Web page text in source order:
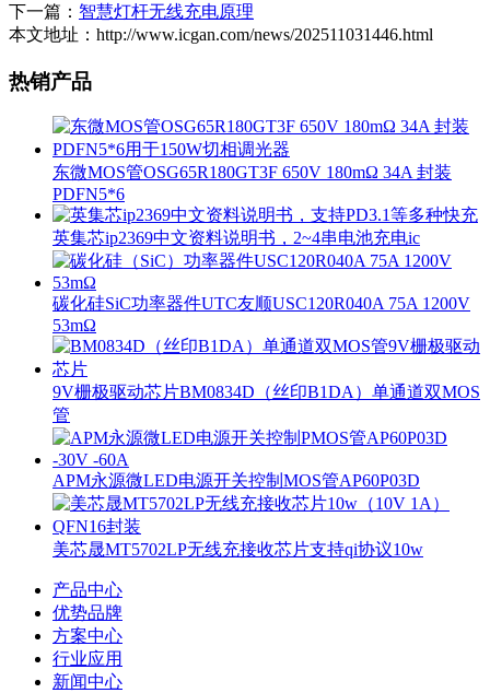
下一篇： 智慧灯杆无线充电原理
本文地址：http://www.icgan.com/news/202511031446.html
热销产品
东微MOS管OSG65R180GT3F 650V 180mΩ 34A 封装
PDFN5*6
英集芯ip2369中文资料说明书，2~4串电池充电ic
碳化硅SiC功率器件UTC友顺USC120R040A 75A 1200V
53mΩ
9V栅极驱动芯片BM0834D（丝印B1DA）单通道双MOS
管
APM永源微LED电源开关控制MOS管AP60P03D
美芯晟MT5702LP无线充接收芯片支持qi协议10w
产品中心
优势品牌
方案中心
行业应用
新闻中心